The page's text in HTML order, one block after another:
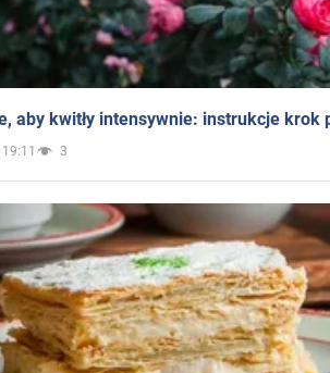
aby kwitły intensywnie: instrukcje krok
3